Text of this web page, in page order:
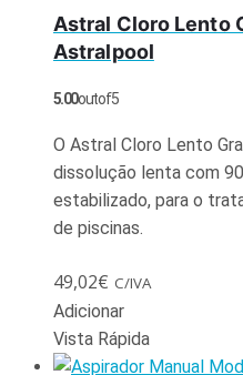
Astral Cloro Lento
Astralpool
5.00out of 5
O Astral Cloro Lento
dissolução lenta com
estabilizado, para o
de piscinas.
49,02€ C/IVA
Adicionar
Vista Rápida